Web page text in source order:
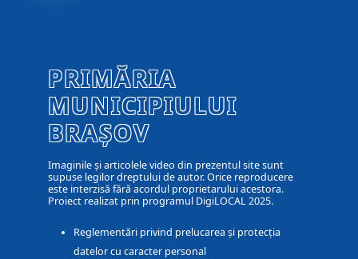
PRIMĂRIA
MUNICIPIULUI
BRAȘOV
Imaginile și articolele video din prezentul site sunt
supuse legilor dreptului de autor. Orice reproducere
este interzisă fără acordul proprietarului acestora.
Proiect realizat prin programul DigiLOCAL 2025.
Reglementări privind prelucarea și protecția
datelor cu caracter personal